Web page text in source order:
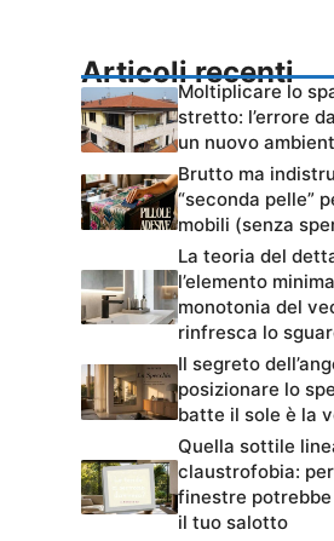
Articoli recenti
Moltiplicare lo
stretto: l’errore
un nuovo
Brutto ma
“seconda pelle”
mobili (senza
La teoria del
l’elemento
monotonia del
rinfresca lo
Il segreto
posizionare lo
batte il sole è la
Quella sottile
claustrofobia:
finestre
il tuo salotto